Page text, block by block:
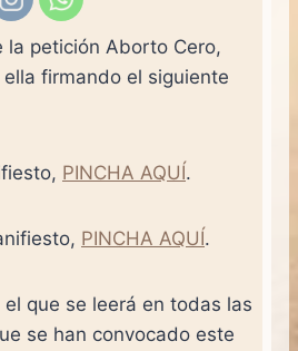
la petición Aborto Cero,
firmando el siguiente
PINCHA AQUÍ.
PINCHA AQUÍ.
que se leerá en todas las
se han convocado este